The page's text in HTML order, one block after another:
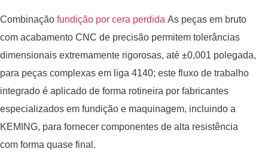
Combinação fundição por cera perdida As peças em bruto
com acabamento CNC de precisão permitem tolerâncias
dimensionais extremamente rigorosas, até ±0,001 polegada,
para peças complexas em liga 4140; este fluxo de trabalho
integrado é aplicado de forma rotineira por fabricantes
especializados em fundição e maquinagem, incluindo a
KEMING, para fornecer componentes de alta resistência
com forma quase final.